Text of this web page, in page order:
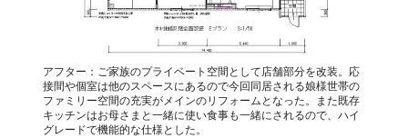
アフター：ご家族のプライベート空間として店舗部分を改装。応
接間や個室は他のスペースにあるので今回同居される娘様世帯の
ファミリー空間の充実がメインのリフォームとなった。また既存
キッチンはお母さまと一緒に使い食事も一緒にされるので、ハイ
グレードで機能的な仕様とした。